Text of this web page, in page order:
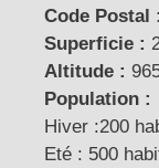
Code Postal :
Superficie :
Altitude :
Population :
Hiver :200
Eté : 500